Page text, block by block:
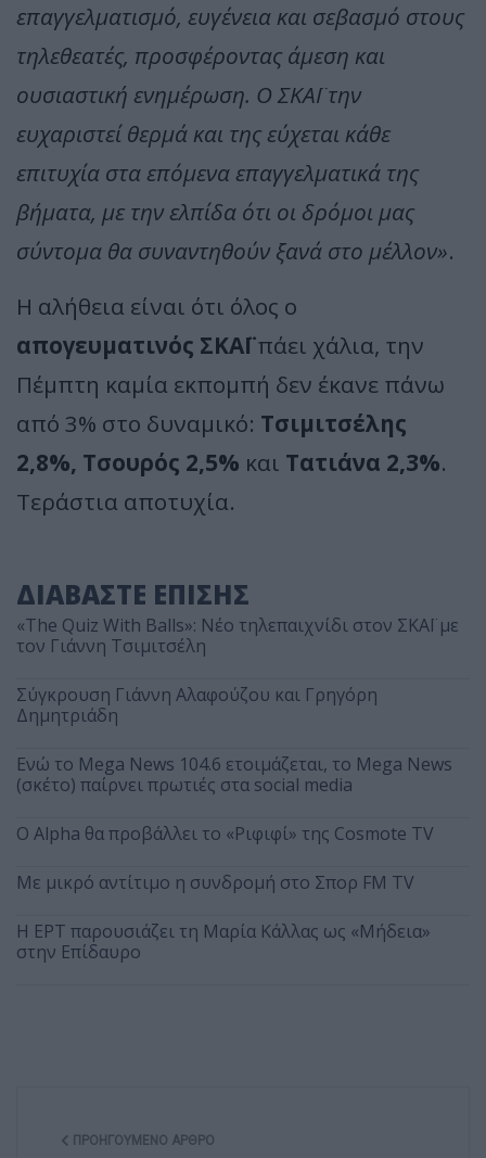
επαγγελματισμό, ευγένεια και σεβασμό στους
τηλεθεατές, προσφέροντας άμεση και
ουσιαστική ενημέρωση. Ο ΣΚΑΪ την
ευχαριστεί θερμά και της εύχεται κάθε
επιτυχία στα επόμενα επαγγελματικά της
βήματα, με την ελπίδα ότι οι δρόμοι μας
σύντομα θα συναντηθούν ξανά στο μέλλον».
Η αλήθεια είναι ότι όλος ο
απογευματινός ΣΚΑΪπάει χάλια, την
Πέμπτη καμία εκπομπή δεν έκανε πάνω
από 3% στο δυναμικό: Τσιμιτσέλης
2,8%, Τσουρός 2,5% και Τατιάνα 2,3%.
Τεράστια αποτυχία.
ΔΙΑΒΑΣΤΕ ΕΠΙΣΗΣ
«The Quiz With Balls»: Νέο τηλεπαιχνίδι στον ΣΚΑΪ με
τον Γιάννη Τσιμιτσέλη
Σύγκρουση Γιάννη Αλαφούζου και Γρηγόρη
Δημητριάδη
Ενώ το Mega News 104.6 ετοιμάζεται, το Mega News
(σκέτο) παίρνει πρωτιές στα social media
Ο Alpha θα προβάλλει το «Ριφιφί» της Cosmote TV
Με μικρό αντίτιμο η συνδρομή στο Σπορ FM TV
Η ΕΡΤ παρουσιάζει τη Μαρία Κάλλας ως «Μήδεια»
στην Επίδαυρο
ΠΡΟΗΓΟΎΜΕΝΟ ΆΡΘΡΟ